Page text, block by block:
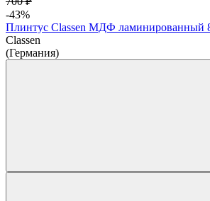
-43%
Плинтус Classen МДФ ламинированный
Classen
(Германия)